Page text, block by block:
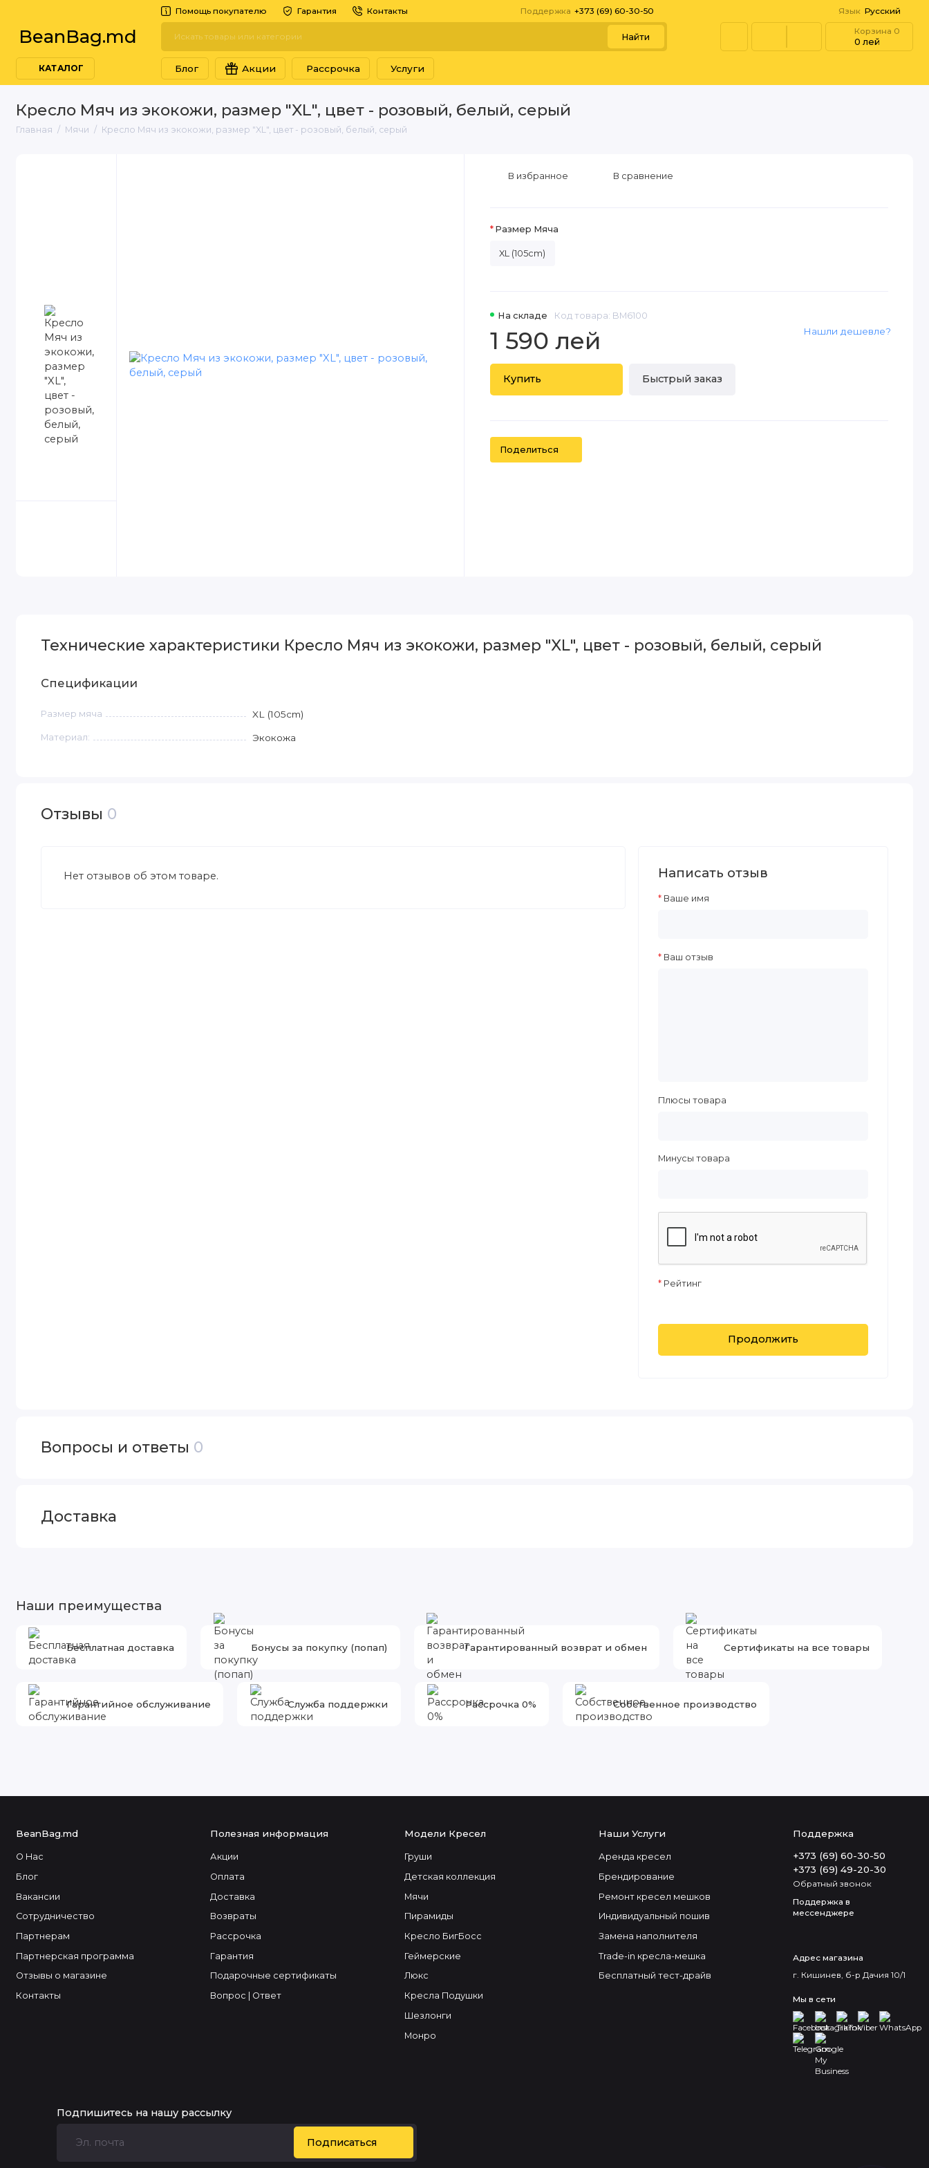
Помощь покупателю Гарантия Контакты Поддержка +373 (69) 60-30-50 Язык Русский
BeanBag.md Найти
Корзина 0
0 лей
КАТАЛОГ Блог Акции Рассрочка Услуги
Кресло Мяч из экокожи, размер "XL", цвет - розовый, белый, серый
Главная Мячи Кресло Мяч из экокожи, размер "XL", цвет - розовый, белый, серый
На складе Код товара: BM6100
1 590 лей
Купить Быстрый заказ
Нашли дешевле?
В избранное В сравнение
Размер Мяча
XL (105cm)
Поделиться
Технические характеристики Кресло Мяч из экокожи, размер "XL", цвет - розовый, белый, серый
Спецификации
Размер мяча XL (105cm)
Материал: Экокожа
Отзывы 0
Нет отзывов об этом товаре. Написать отзыв
Ваше имя
Ваш отзыв
Плюсы товара
Минусы товара
Рейтинг
Продолжить
Вопросы и ответы 0
Доставка
Наши преимущества
Бесплатная доставка Бонусы за покупку (попап) Гарантированный возврат и обмен Сертификаты на все товары
Гарантийное обслуживание Служба поддержки Рассрочка 0% Собственное производство
BeanBag.md
О Нас
Блог
Вакансии
Сотрудничество
Партнерам
Партнерская программа
Отзывы о магазине
Контакты
Полезная информация
Акции
Оплата
Доставка
Возвраты
Рассрочка
Гарантия
Подарочные сертификаты
Вопрос | Ответ
Модели Кресел
Груши
Детская коллекция
Мячи
Пирамиды
Кресло БигБосс
Геймерские
Люкс
Кресла Подушки
Шезлонги
Монро
Наши Услуги
Аренда кресел
Брендирование
Ремонт кресел мешков
Индивидуальный пошив
Замена наполнителя
Trade-in кресла-мешка
Бесплатный тест-драйв
Поддержка
+373 (69) 60-30-50
+373 (69) 49-20-30
Обратный звонок
Поддержка в
мессенджере
Адрес магазина
г. Кишинев, б-р Дачия 10/1
Мы в сети
Подпишитесь на нашу рассылку
Подписаться